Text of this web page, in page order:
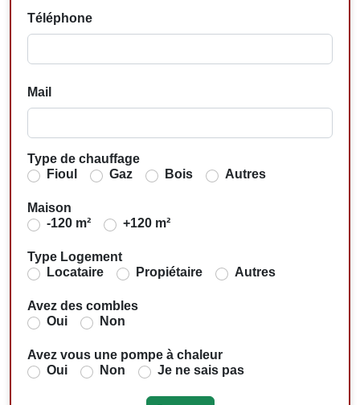
Téléphone
Mail
Type de chauffage
Fioul
Gaz Bois Autres
Maison
-120 m²
+120 m²
Type Logement
Locataire
Propiétaire Autres
Avez des combles
Oui
Non
Avez vous une pompe à chaleur
Oui
Non Je ne sais pas